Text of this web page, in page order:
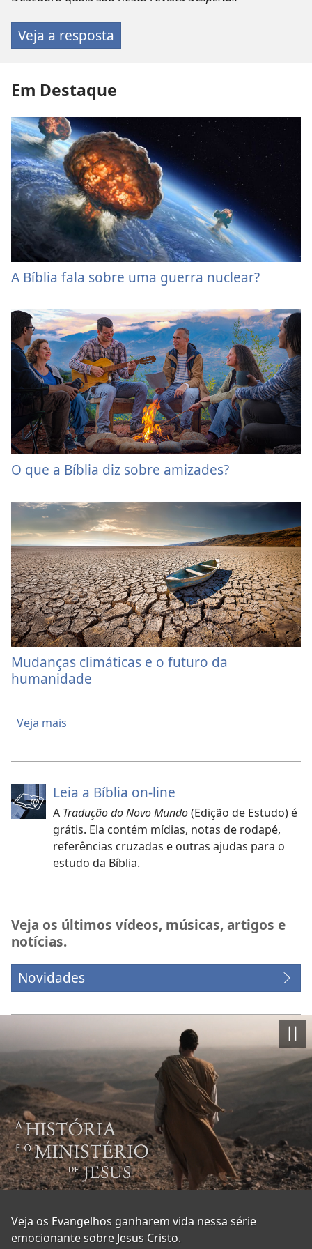
Veja a resposta
Em Destaque
A Bíblia fala sobre uma guerra nuclear?
O que a Bíblia diz sobre amizades?
Mudanças climáticas e o futuro da
humanidade
Veja mais
Leia a Bíblia on-line
A Tradução do Novo Mundo(Edição de Estudo) é
grátis. Ela contém mídias, notas de rodapé,
referências cruzadas e outras ajudas para o
estudo da Bíblia.
Veja os últimos vídeos, músicas, artigos e
notícias.
Novidades
A
Veja os Evangelhos ganharem vida nessa série
emocionante sobre Jesus Cristo.